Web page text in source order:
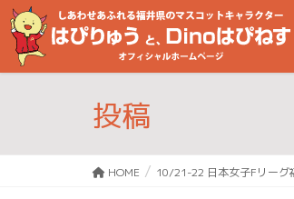
投稿
HOME 10/21-22 日本女子Fリーグ